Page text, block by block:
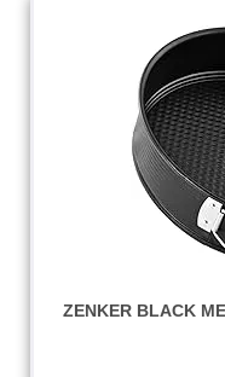
ZENKER BLACK